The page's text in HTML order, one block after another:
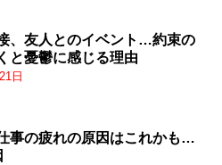
、友人とのイベント…約束の
と憂鬱に感じる理由
日
事の疲れの原因はこれかも…